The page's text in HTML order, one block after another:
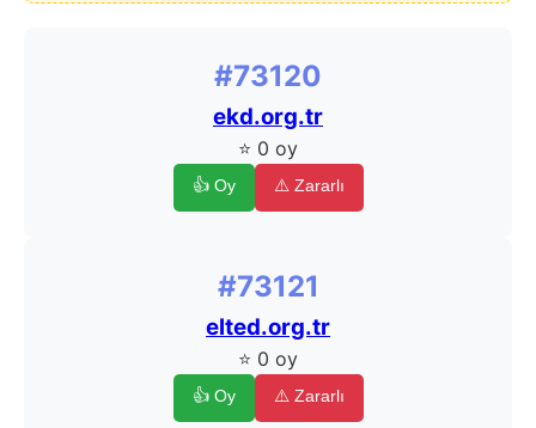
#73120
ekd.org.tr
⭐ 0 oy
👍 Oy ⚠️ Zararlı
#73121
elted.org.tr
⭐ 0 oy
👍 Oy ⚠️ Zararlı